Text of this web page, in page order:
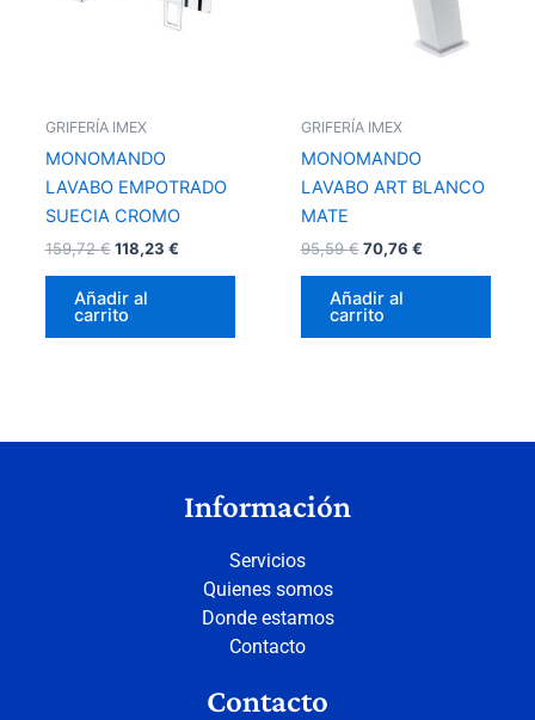
GRIFERÍA IMEX
MONOMANDO
LAVABO EMPOTRADO
SUECIA CROMO
159,72€ 118,23 €
Añadir al
carrito
GRIFERÍA IMEX
MONOMANDO
LAVABO ART BLANCO
MATE
95,59€ 70,76 €
Añadir al
carrito
Información
Servicios
Quienes somos
Donde estamos
Contacto
Contacto